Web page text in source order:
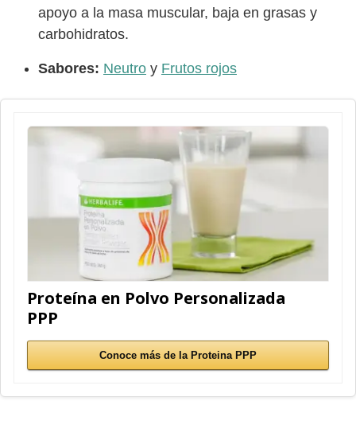
apoyo a la masa muscular, baja en grasas y
carbohidratos.
Sabores: Neutro y Frutos rojos
Proteína en Polvo Personalizada
PPP
Conoce más de la Proteina PPP